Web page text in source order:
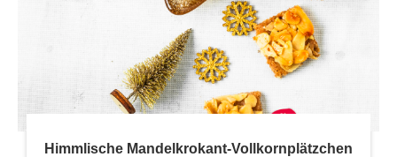
Himmlische Mandelkrokant-Vollkornplätzchen